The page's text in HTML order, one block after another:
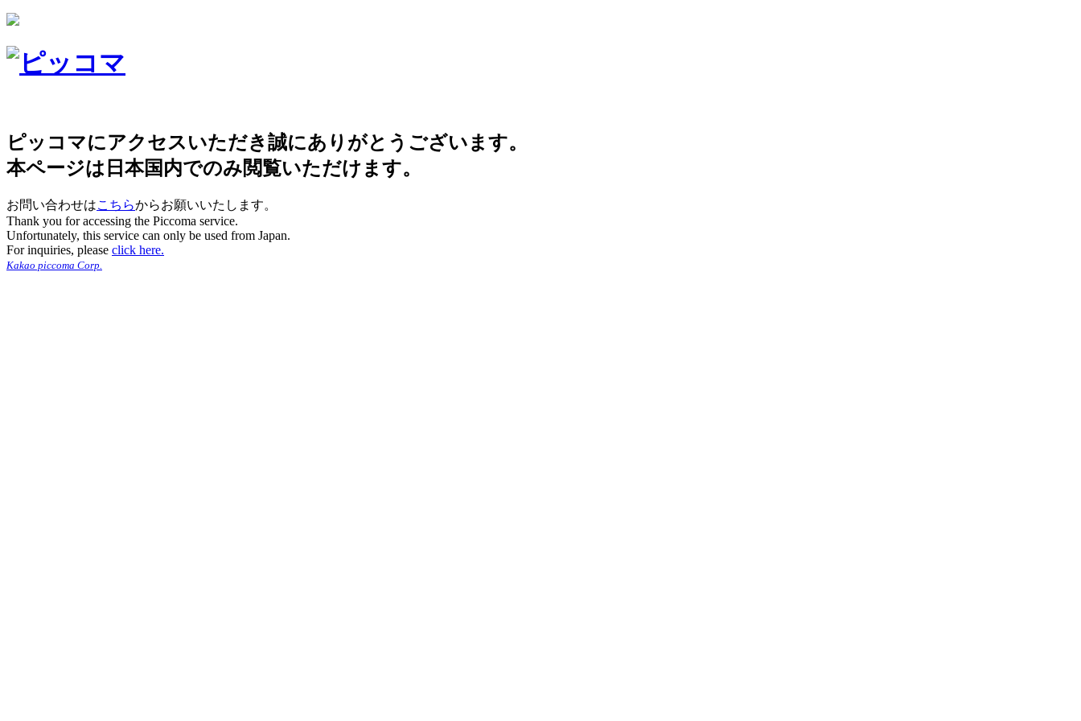
ピッコマにアクセスいただき誠にありがとうございます。
本ページは日本国内でのみ閲覧いただけます。
お問い合わせはこちらからお願いいたします。
Thank you for accessing the Piccoma service.
Unfortunately, this service can only be used from Japan.
For inquiries, please click here.
Kakao piccoma Corp.